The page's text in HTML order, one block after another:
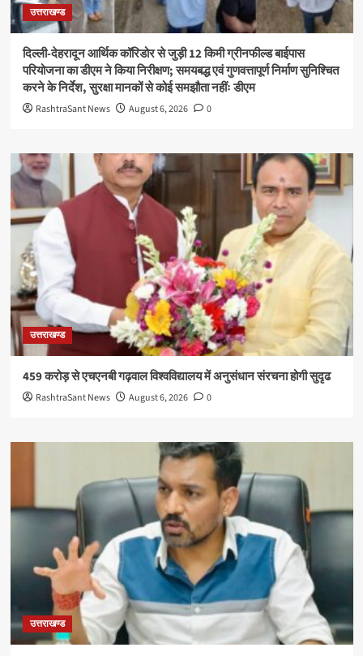
उत्तराखण्ड
दिल्ली-देहरादून आर्थिक कॉरिडोर से जुड़ी 12 किमी ग्रीनफील्ड बाईपास
परियोजना का डीएम ने किया निरीक्षण; समयबद्ध एवं गुणवत्तापूर्ण निर्माण सुनिश्चित
करने के निर्देश, सुरक्षा मानकों से कोई समझौता नहींः डीएम
RashtraSant News August 6, 2026 0
उत्तराखण्ड
459 करोड़ से एचएनबी गढ़वाल विश्वविद्यालय में अनुसंधान संरचना होगी सुदृढ
RashtraSant News August 6, 2026 0
उत्तराखण्ड